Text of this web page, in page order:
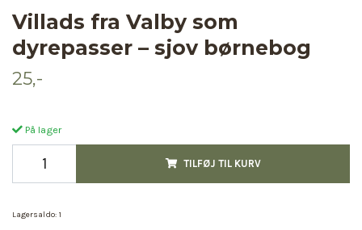
Villads fra Valby som
dyrepasser – sjov børnebog
25,-
På lager
TILFØJ TIL KURV
Lagersaldo: 1